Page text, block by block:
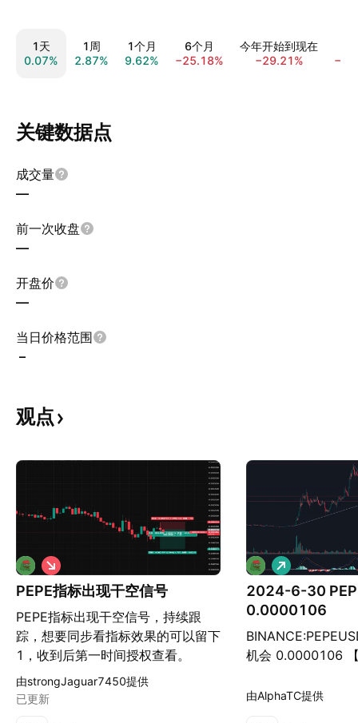
1天
0.07%
1周
2.87%
1个月
9.62%
6个月
−25.18%
今年开始到现在
−29.21%
关键数据点
成交量
—
前一次收盘
—
开盘价
—
当日价格范围
–
观点
PEPE指标出现干空信号
PEPE指标出现干空信号，持续跟
踪，想要同步看指标效果的可以留下
1，收到后第一时间授权查看。
做
空
由strongJaguar7450提供
已更新
2024-6-30
0.0000106
机会 0.0000106
的信息仅作学习记
做
多
由AlphaTC提供